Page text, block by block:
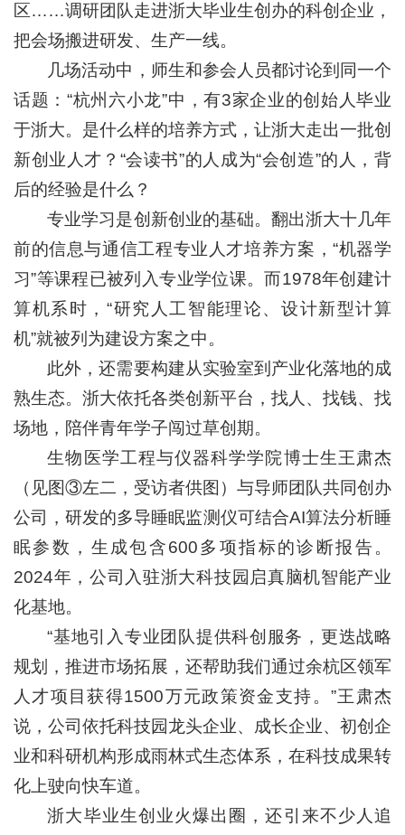
区……调研团队走进浙大毕业生创办的科创企业，
把会场搬进研发、生产一线。
几场活动中，师生和参会人员都讨论到同一个
话题：“杭州六小龙”中，有3家企业的创始人毕业
于浙大。是什么样的培养方式，让浙大走出一批创
新创业人才？“会读书”的人成为“会创造”的人，背
后的经验是什么？
专业学习是创新创业的基础。翻出浙大十几年
前的信息与通信工程专业人才培养方案，“机器学
习”等课程已被列入专业学位课。而1978年创建计
算机系时，“研究人工智能理论、设计新型计算
机”就被列为建设方案之中。
此外，还需要构建从实验室到产业化落地的成
熟生态。浙大依托各类创新平台，找人、找钱、找
场地，陪伴青年学子闯过草创期。
生物医学工程与仪器科学学院博士生王肃杰
（见图③左二，受访者供图）与导师团队共同创办
公司，研发的多导睡眠监测仪可结合AI算法分析睡
眠参数，生成包含600多项指标的诊断报告。
2024年，公司入驻浙大科技园启真脑机智能产业
化基地。
“基地引入专业团队提供科创服务，更迭战略
规划，推进市场拓展，还帮助我们通过余杭区领军
人才项目获得1500万元政策资金支持。”王肃杰
说，公司依托科技园龙头企业、成长企业、初创企
业和科研机构形成雨林式生态体系，在科技成果转
化上驶向快车道。
浙大毕业生创业火爆出圈，还引来不少人追